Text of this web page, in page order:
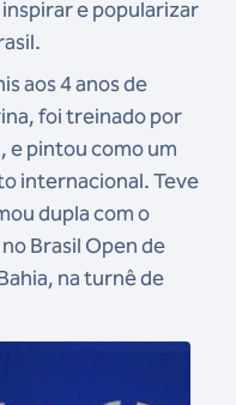
e popularizar
aos 4 anos de
foi treinado por
e pintou como um
internacional. Teve
dupla com o
Brasil Open de
na turnê de